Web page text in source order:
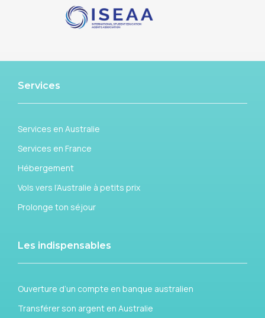
Services
Services en Australie
Services en France
Hébergement
Vols vers l’Australie à petits prix
Prolonge ton séjour
Les indispensables
Ouverture d’un compte en banque australien
Transférer son argent en Australie